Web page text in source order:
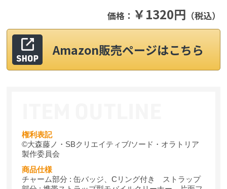
価格： ￥1320円 （税込）
Amazon販売ページはこちら
権利表記
©大森藤ノ・SBクリエイティブ/ソード・オラトリア
製作委員会
商品仕様
チャーム部分 : 缶バッジ、Cリング付き ストラップ